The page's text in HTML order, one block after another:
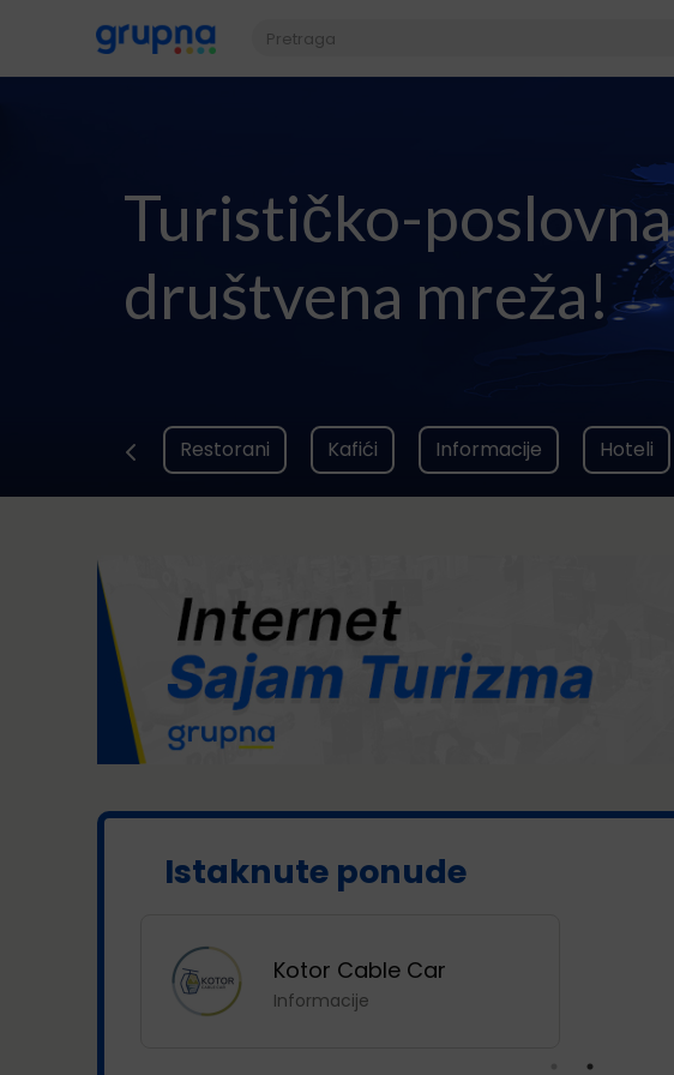
Turističko-poslovna
društvena mreža!
Restorani Kafići Informacije Hoteli
Istaknute ponude
Kotor Cable Car
Informacije